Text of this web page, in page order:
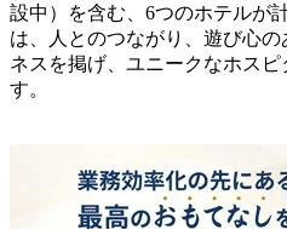
設中）を含む、6つのホテルが
は、人とのつながり、遊び心
ネスを掲げ、ユニークなホス
す。